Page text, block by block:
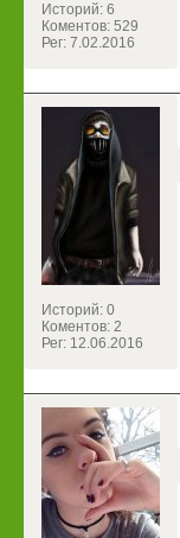
Историй: 6
Коментов: 529
Рег: 7.02.2016
Историй: 0
Коментов: 2
Рег: 12.06.2016